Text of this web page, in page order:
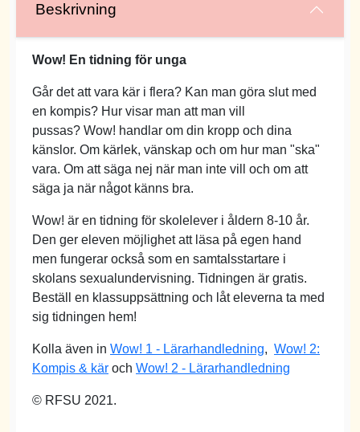
Beskrivning
Wow! En tidning för unga
Går det att vara kär i flera? Kan man göra slut med
en kompis? Hur visar man att man vill
pussas? Wow! handlar om din kropp och dina
känslor. Om kärlek, vänskap och om hur man "ska"
vara. Om att säga nej när man inte vill och om att
säga ja när något känns bra.
Wow! är en tidning för skolelever i åldern 8-10 år.
Den ger eleven möjlighet att läsa på egen hand
men fungerar också som en samtalsstartare i
skolans sexualundervisning. Tidningen är gratis.
Beställ en klassuppsättning och låt eleverna ta med
sig tidningen hem!
Kolla även in Wow! 1 - Lärarhandledning, Wow! 2:
Kompis & kär och Wow! 2 - Lärarhandledning
© RFSU 2021.